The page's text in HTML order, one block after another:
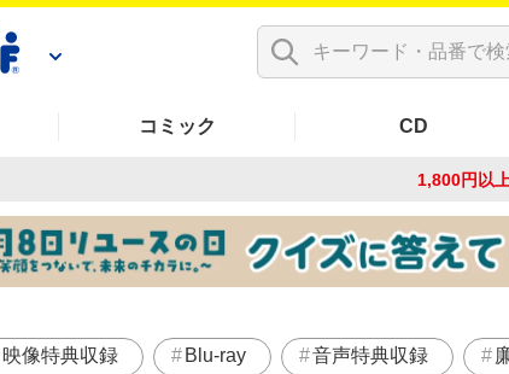
コミック CD
1,800円以
映像特典収録 Blu-ray 音声特典収録